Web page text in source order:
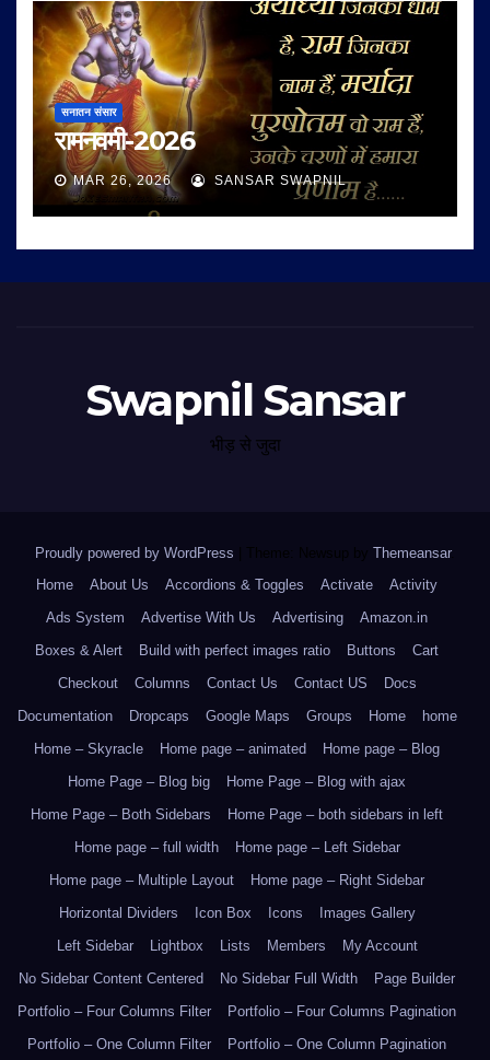
सनातन संसार
रामनवमी-2026
MAR 26, 2026 SANSAR SWAPNIL
Swapnil Sansar
भीड़ से जुदा
Proudly powered by WordPress Theme: Newsup by Themeansar.
Home
About Us Accordions & Toggles Activate
Activity
Ads System
Advertise With Us Advertising
Amazon.in
Boxes & Alert
Build with perfect images ratio Buttons
Cart
Checkout
Columns Contact Us Contact US
Docs
Documentation
Dropcaps Google Maps Groups Home
home
Home – Skyracle
Home page – animated
Home page – Blog
Home Page – Blog big
Home Page – Blog with ajax
Home Page – Both Sidebars
Home Page – both sidebars in left
Home page – full width
Home page – Left Sidebar
Home page – Multiple Layout
Home page – Right Sidebar
Horizontal Dividers
Icon Box Icons
Images Gallery
Left Sidebar
Lightbox Lists Members
My Account
No Sidebar Content Centered
No Sidebar Full Width
Page Builder
Portfolio – Four Columns Filter
Portfolio – Four Columns Pagination
Portfolio – One Column Filter
Portfolio – One Column Pagination